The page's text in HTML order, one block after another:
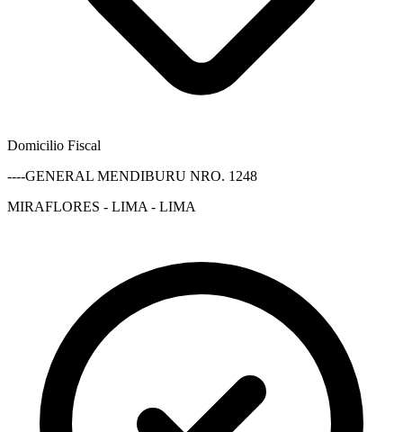
Domicilio Fiscal
----GENERAL MENDIBURU NRO. 1248
MIRAFLORES - LIMA - LIMA